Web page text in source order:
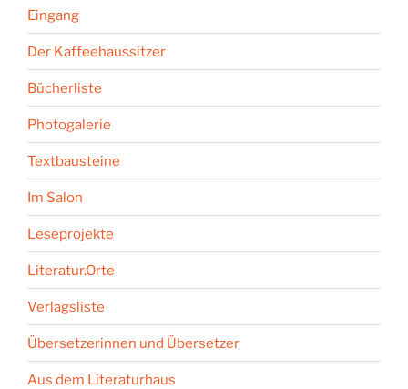
Eingang
Der Kaffeehaussitzer
Bücherliste
Photogalerie
Textbausteine
Im Salon
Leseprojekte
Literatur.Orte
Verlagsliste
Übersetzerinnen und Übersetzer
Aus dem Literaturhaus